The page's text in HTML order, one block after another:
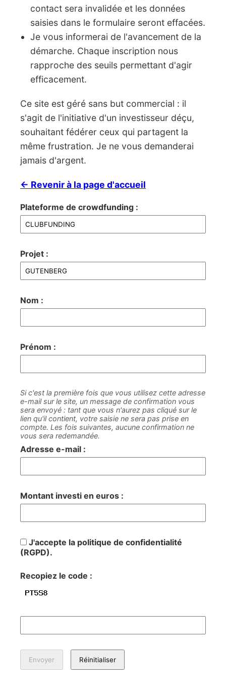
contact sera invalidée et les données
saisies dans le formulaire seront effacées.
Je vous informerai de l'avancement de la
démarche. Chaque inscription nous
rapproche des seuils permettant d'agir
efficacement.
Ce site est géré sans but commercial : il
s'agit de l'initiative d'un investisseur déçu,
souhaitant fédérer ceux qui partagent la
même frustration. Je ne vous demanderai
jamais d'argent.
← Revenir à la page d'accueil
Plateforme de crowdfunding :
Projet :
Nom :
Prénom :
Si c'est la première fois que vous utilisez cette adresse
e-mail sur le site, un message de confirmation vous
sera envoyé : tant que vous n'aurez pas cliqué sur le
lien qu'il contient, votre saisie ne sera pas prise en
compte. Les fois suivantes, aucune confirmation ne
vous sera redemandée.
Adresse e-mail :
Montant investi en euros :
J'accepte la politique de confidentialité
(RGPD).
Recopiez le code :